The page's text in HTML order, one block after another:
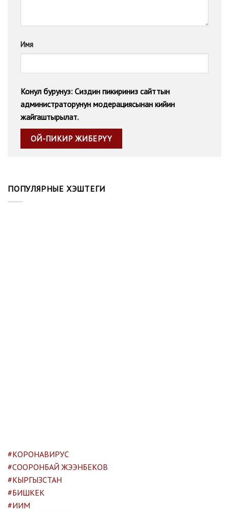
Имя
Конул бурунуз: Сиздин пикириниз сайттын
администраторунун модерациясынан кийин
жайгаштырылат.
ПОПУЛЯРНЫЕ ХЭШТЕГИ
#КОРОНАВИРУС
#СООРОНБАЙ ЖЭЭНБЕКОВ
#КЫРГЫЗСТАН
#БИШКЕК
#ИИМ